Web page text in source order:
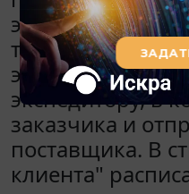
экспедитору
товар.
экспедитору,
экспедитору, в
заказчика и
поставщика. В
клиента"